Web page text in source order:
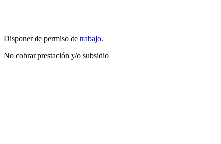
Disponer de permiso de trabajo.
No cobrar prestación y/o subsidio